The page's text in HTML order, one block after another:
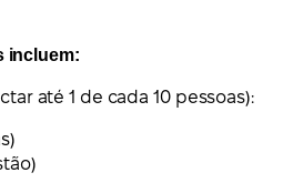
incluem:
até 1 de cada 10 pessoas):